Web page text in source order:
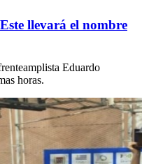
llevará el nombre
Eduardo
horas.